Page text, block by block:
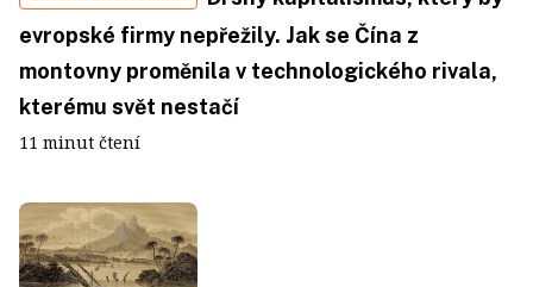
evropské firmy nepřežily. Jak se Čína z
montovny proměnila v technologického rivala,
kterému svět nestačí
11 minut čtení